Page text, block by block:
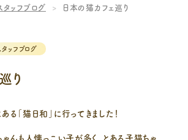
タッフブログ 日本の猫カフェ巡り
タッフブログ
り
「猫日和」に行ってきました！
んも人懐っこい子が多く、とある子猫ちゃ